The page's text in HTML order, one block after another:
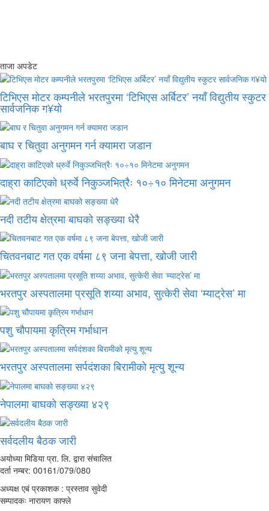
ताजा अपडेट
टिभिएस मोटर कम्पनीले भरतपुरमा ‘टिभिएस अर्बिटर’ नयाँ विद्युतीय स्कुटर
सार्वजनिक ग¥यो
बाघ र चितुवा अनुगमन गर्न क्यामरा जडान
दाह्रा काटिएको ध्रुर्वे निकुञ्जभित्रैः १०÷१० मिनेटमा अनुगमन
नदी तटीय क्षेत्रमा बाघको सङ्ख्या धेरै
चितवनबाट गत एक वर्षमा ८९ जना बेपत्ता, खोजी जारी
भरतपुर अस्पतालमा प्रसूति शय्या अभाव, सुत्केरी सेवा ‘म्याट्रेस’ मा
पशु चौपायमा कृत्रिम गर्भाधान
भरतपुर अस्पतालमा सर्पदंशका बिरामीको मृत्यु शून्य
नेपालमा बाघको सङ्ख्या ४२९
सर्वदलीय बैठक जारी
अयोध्या मिडिया प्रा. लि. द्वारा संचालित
दर्ता नम्बर: 00161/079/080
अध्यक्ष एबं प्रकाशक : प्रस्ताव सुवेदी
सम्पादकः नारायण काफ्ले